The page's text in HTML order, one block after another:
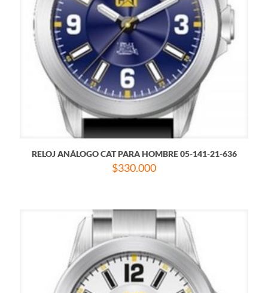
RELOJ ANÁLOGO CAT PARA HOMBRE 05-141-21-636
$330.000